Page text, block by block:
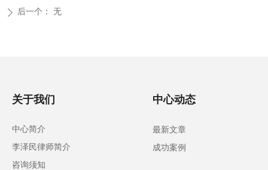
ꄲ 后一个： 无
关于我们
中心简介
李泽民律师简介
咨询须知
中心动态
最新文章
成功案例